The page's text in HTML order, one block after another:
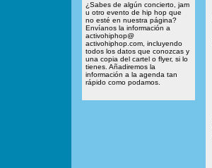
¿Sabes de algún concierto, jam
u otro evento de hip hop que
no esté en nuestra página?
Envíanos la información a
activohiphop@
activohiphop.com, incluyendo
todos los datos que conozcas y
una copia del cartel o flyer, si lo
tienes. Añadiremos la
información a la agenda tan
rápido como podamos.